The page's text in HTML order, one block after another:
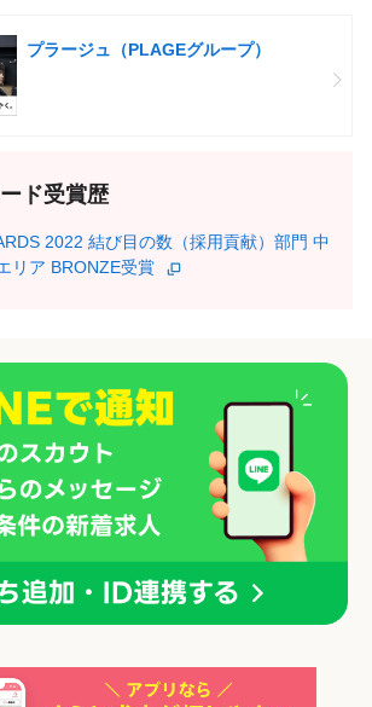
プラージュ（PLAGEグループ）
ド受賞歴
2022 結び目の数（採用貢献）部門 中
リア BRONZE受賞